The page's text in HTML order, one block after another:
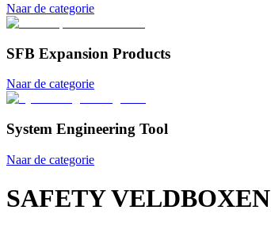
Naar de categorie
SFB Expansion Products
Naar de categorie
System Engineering Tool
Naar de categorie
SAFETY VELDBOXEN